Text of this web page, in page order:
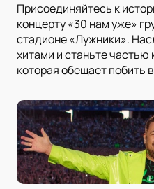
Присоединяйтесь к
концерту «30 нам уже»
стадионе «Лужники».
хитами и станьте частью
которая обещает побить